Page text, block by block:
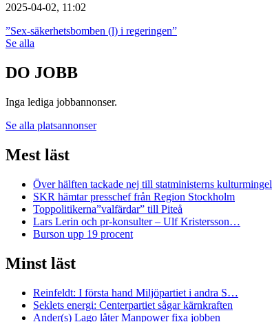
2025-04-02, 11:02
”Sex-säkerhetsbomben (l) i regeringen”
Se alla
DO JOBB
Inga lediga jobbannonser.
Se alla platsannonser
Mest läst
Över hälften tackade nej till statministerns kulturmingel
SKR hämtar presschef från Region Stockholm
Toppolitikerna”valfärdar” till Piteå
Lars Lerin och pr-konsulter – Ulf Kristersson…
Burson upp 19 procent
Minst läst
Reinfeldt: I första hand Miljöpartiet i andra S…
Seklets energi: Centerpartiet sågar kärnkraften
Ander(s) Lago låter Manpower fixa jobben